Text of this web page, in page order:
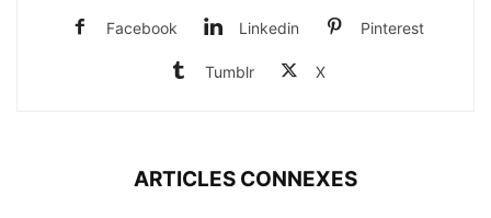
Facebook Linkedin Pinterest
Tumblr X
ARTICLES CONNEXES